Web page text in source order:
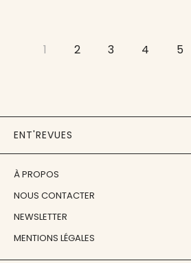
1 2 3 4 5
ENT'REVUES
À PROPOS
NOUS CONTACTER
NEWSLETTER
MENTIONS LÉGALES